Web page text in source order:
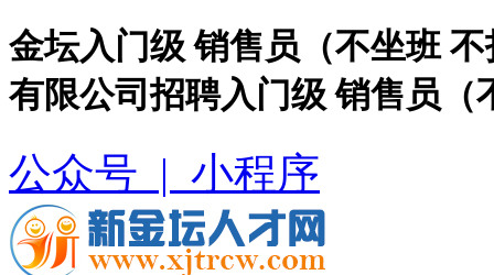
金坛入门级 销售员（不坐班
有限公司招聘入门级 销售员（
公众号 | 小程序